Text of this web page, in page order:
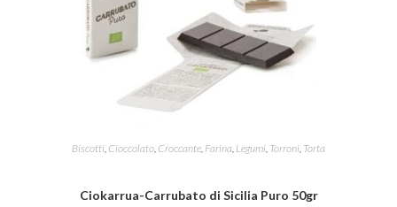
Biscotti Cioccolato Croccante Farina Legumi Torroni Torta
Ciokarrua-Carrubato di Sicilia Puro 50gr